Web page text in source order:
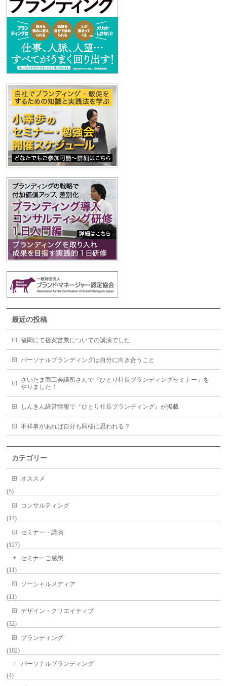
最近の投稿
福岡にて提案営業についての講演でした
パーソナルブランディングは自分に向き合うこと
さいたま商工会議所さんで『ひとり社長ブランディングセミナー』を
やりました！
しんきん経営情報で『ひとり社長ブランディング』が掲載
不祥事があれば自分も同様に思われる？
カテゴリー
オススメ
(5)
コンサルティング
(14)
セミナー・講演
(127)
セミナーご感想
(11)
ソーシャルメディア
(11)
デザイン・クリエイティブ
(32)
ブランディング
(102)
パーソナルブランディング
(4)